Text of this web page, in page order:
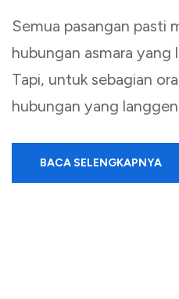
Semua pasangan pasti
hubungan asmara yang
Tapi, untuk sebagian
hubungan yang
BACA SELENGKAPNYA